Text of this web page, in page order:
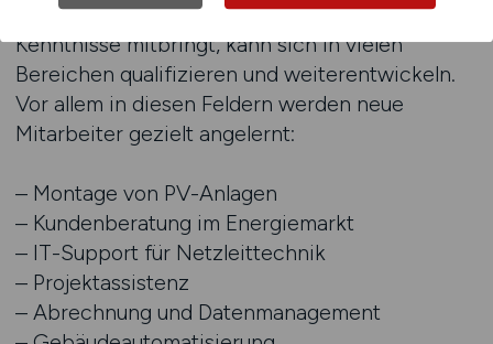
handwerkliche, kaufmännische oder IT-
Kenntnisse mitbringt, kann sich in vielen
Bereichen qualifizieren und weiterentwickeln.
Vor allem in diesen Feldern werden neue
Mitarbeiter gezielt angelernt:
– Montage von PV-Anlagen
– Kundenberatung im Energiemarkt
– IT-Support für Netzleittechnik
– Projektassistenz
– Abrechnung und Datenmanagement